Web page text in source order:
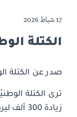
17 شباط 2026
الكتلة
صدر عن الكتلة
ترى الكتلة
زيادة